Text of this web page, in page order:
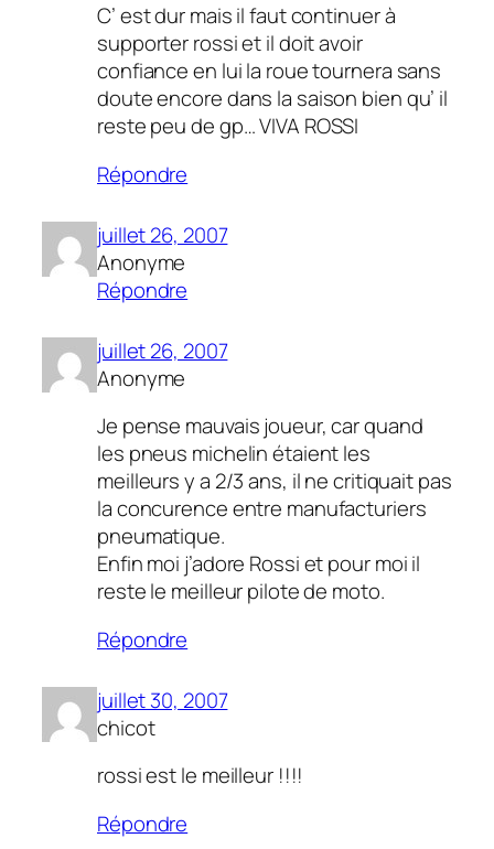
C’ est dur mais il faut continuer à
supporter rossi et il doit avoir
confiance en lui la roue tournera sans
doute encore dans la saison bien qu’ il
reste peu de gp… VIVA ROSSI
Répondre
juillet 26, 2007
Anonyme
Répondre
juillet 26, 2007
Anonyme
Je pense mauvais joueur, car quand
les pneus michelin étaient les
meilleurs y a 2/3 ans, il ne critiquait pas
la concurence entre manufacturiers
pneumatique.
Enfin moi j’adore Rossi et pour moi il
reste le meilleur pilote de moto.
Répondre
juillet 30, 2007
chicot
rossi est le meilleur !!!!
Répondre